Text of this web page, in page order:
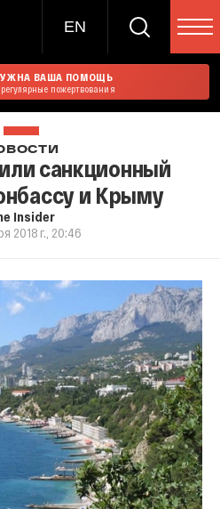
EN
ВАША ПОМОЩЬ
пожертвования
санкционный
и Крыму
Insider
2018 г., 20:46